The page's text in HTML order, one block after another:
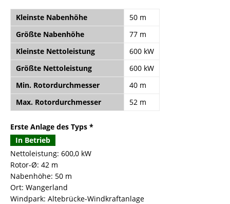
Kleinste Nabenhöhe
50 m
Größte Nabenhöhe
77 m
Kleinste Nettoleistung
600 kW
Größte Nettoleistung
600 kW
Min. Rotordurchmesser
40 m
Max. Rotordurchmesser
52 m
Erste Anlage des Typs *
In Betrieb
Nettoleistung: 600,0 kW
Rotor-Ø: 42 m
Nabenhöhe: 50 m
Ort: Wangerland
Windpark: Altebrücke-Windkraftanlage